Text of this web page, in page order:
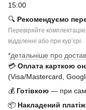
15:00
🔍 Рекомендуємо
Перевіряйте
відділенні або при курʼєрі.
*детальніше про
💳 Оплата карткою
(Visa/Mastercard,
💰 Готівкою — при
📦 Накладений платіж